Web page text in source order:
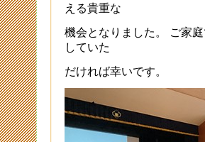
平成２７年度
2015年5月15日
高校生ビブリ
2015年1月31日
える貴重な
機会となりました。 ご家
していた
だければ幸いです。